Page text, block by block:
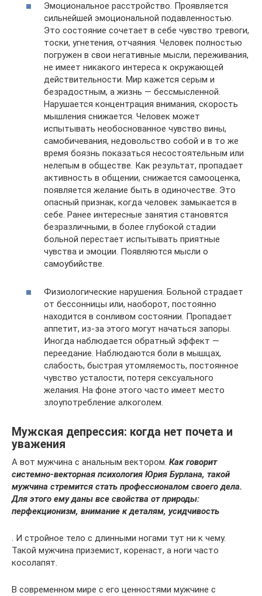
Эмоциональное расстройство. Проявляется
сильнейшей эмоциональной подавленностью.
Это состояние сочетает в себе чувство тревоги,
тоски, угнетения, отчаяния. Человек полностью
погружен в свои негативные мысли, переживания,
не имеет никакого интереса к окружающей
действительности. Мир кажется серым и
безрадостным, а жизнь — бессмысленной.
Нарушается концентрация внимания, скорость
мышления снижается. Человек может
испытывать необоснованное чувство вины,
самобичевания, недовольство собой и в то же
время боязнь показаться несостоятельным или
нелепым в обществе. Как результат, пропадает
активность в общении, снижается самооценка,
появляется желание быть в одиночестве. Это
опасный признак, когда человек замыкается в
себе. Ранее интересные занятия становятся
безразличными, в более глубокой стадии
больной перестает испытывать приятные
чувства и эмоции. Появляются мысли о
самоубийстве.
Физиологические нарушения. Больной страдает
от бессонницы или, наоборот, постоянно
находится в сонливом состоянии. Пропадает
аппетит, из-за этого могут начаться запоры.
Иногда наблюдается обратный эффект —
переедание. Наблюдаются боли в мышцах,
слабость, быстрая утомляемость, постоянное
чувство усталости, потеря сексуального
желания. На фоне этого часто имеет место
злоупотребление алкоголем.
Мужская депрессия: когда нет почета и
уважения
А вот мужчина с анальным вектором. Как говорит
системно-векторная психология Юрия Бурлана, такой
мужчина стремится стать профессионалом своего дела.
Для этого ему даны все свойства от природы:
перфекционизм, внимание к деталям, усидчивость
. И стройное тело с длинными ногами тут ни к чему.
Такой мужчина приземист, коренаст, а ноги часто
косолапят.
В современном мире с его ценностями мужчине с